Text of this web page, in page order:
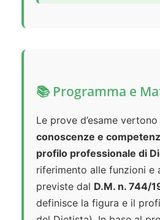
📚 Programma e
Le prove d’esame
conoscenze e
profilo professionale di
riferimento alle funzioni e
previste dal D.M. n. 744/
definisce la figura e il